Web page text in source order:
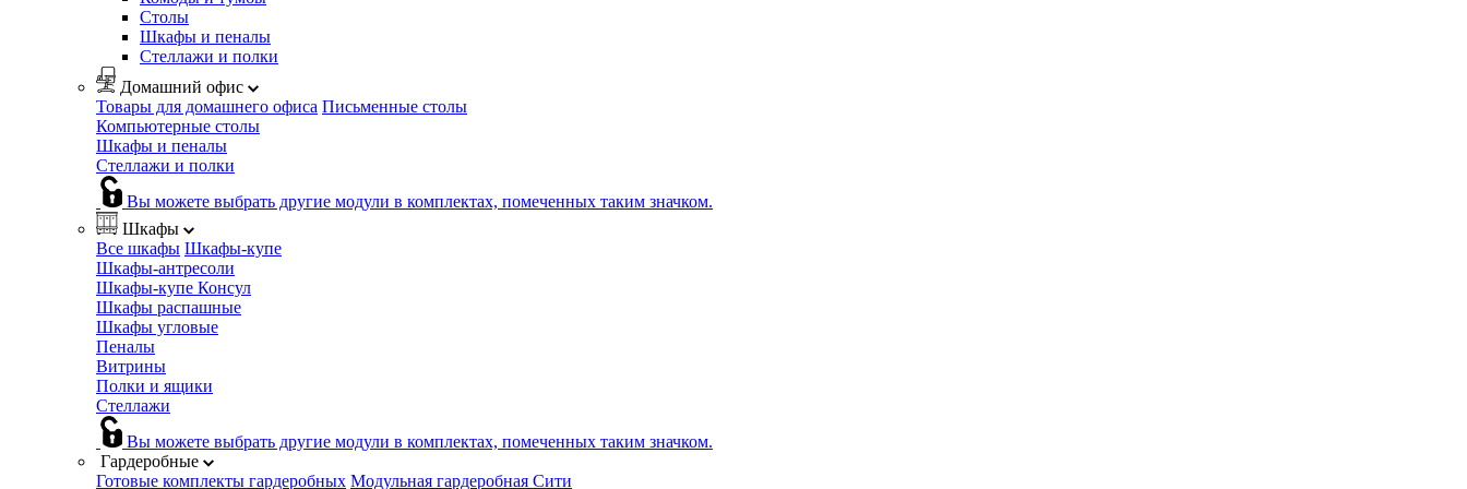
Столы
Шкафы и пеналы
Стеллажи и полки
Домашний офис
Товары для домашнего офиса Письменные столы
Компьютерные столы
Шкафы и пеналы
Стеллажи и полки
Вы можете выбрать другие модули в комплектах, помеченных таким значком.
Шкафы
Все шкафы Шкафы-купе
Шкафы-антресоли
Шкафы-купе Консул
Шкафы распашные
Шкафы угловые
Пеналы
Витрины
Полки и ящики
Стеллажи
Вы можете выбрать другие модули в комплектах, помеченных таким значком.
Гардеробные
Готовые комплекты гардеробных Модульная гардеробная Сити